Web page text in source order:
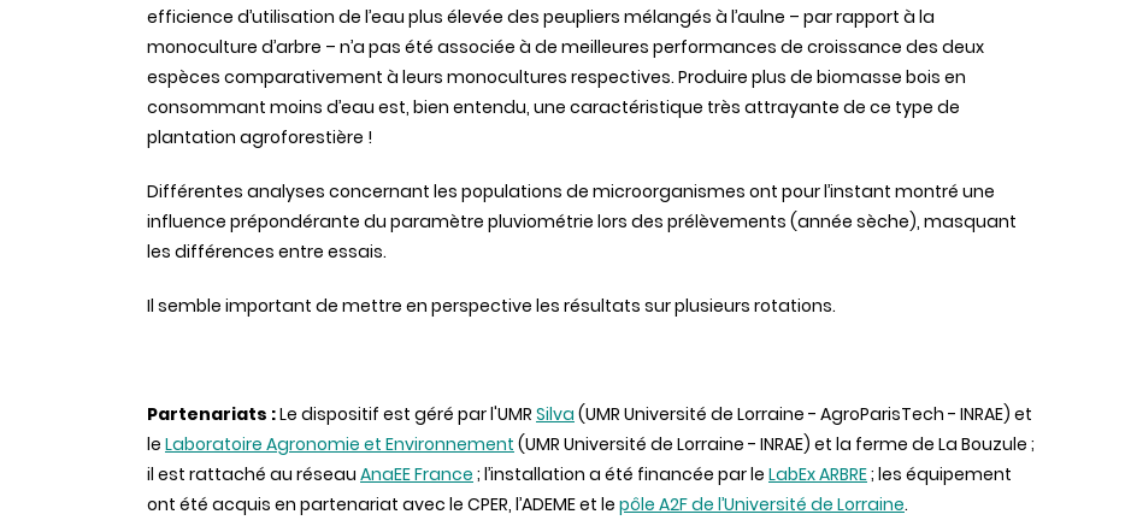
efficience d’utilisation de l’eau plus élevée des peupliers mélangés à l’aulne – par rapport à la
monoculture d’arbre – n’a pas été associée à de meilleures performances de croissance des deux
espèces comparativement à leurs monocultures respectives. Produire plus de biomasse bois en
consommant moins d’eau est, bien entendu, une caractéristique très attrayante de ce type de
plantation agroforestière !
Différentes analyses concernant les populations de microorganismes ont pour l’instant montré une
influence prépondérante du paramètre pluviométrie lors des prélèvements (année sèche), masquant
les différences entre essais.
Il semble important de mettre en perspective les résultats sur plusieurs rotations.
Partenariats :Le dispositif est géré par l'UMR Silva (UMR Université de Lorraine - AgroParisTech - INRAE) et
le Laboratoire Agronomie et Environnement (UMR Université de Lorraine - INRAE) et la ferme de La Bouzule ;
il est rattaché au réseau AnaEE France ; l’installation a été financée par le LabEx ARBRE; les équipement
ont été acquis en partenariat avec le CPER, l’ADEME et le pôle A2F de l’Université de Lorraine.